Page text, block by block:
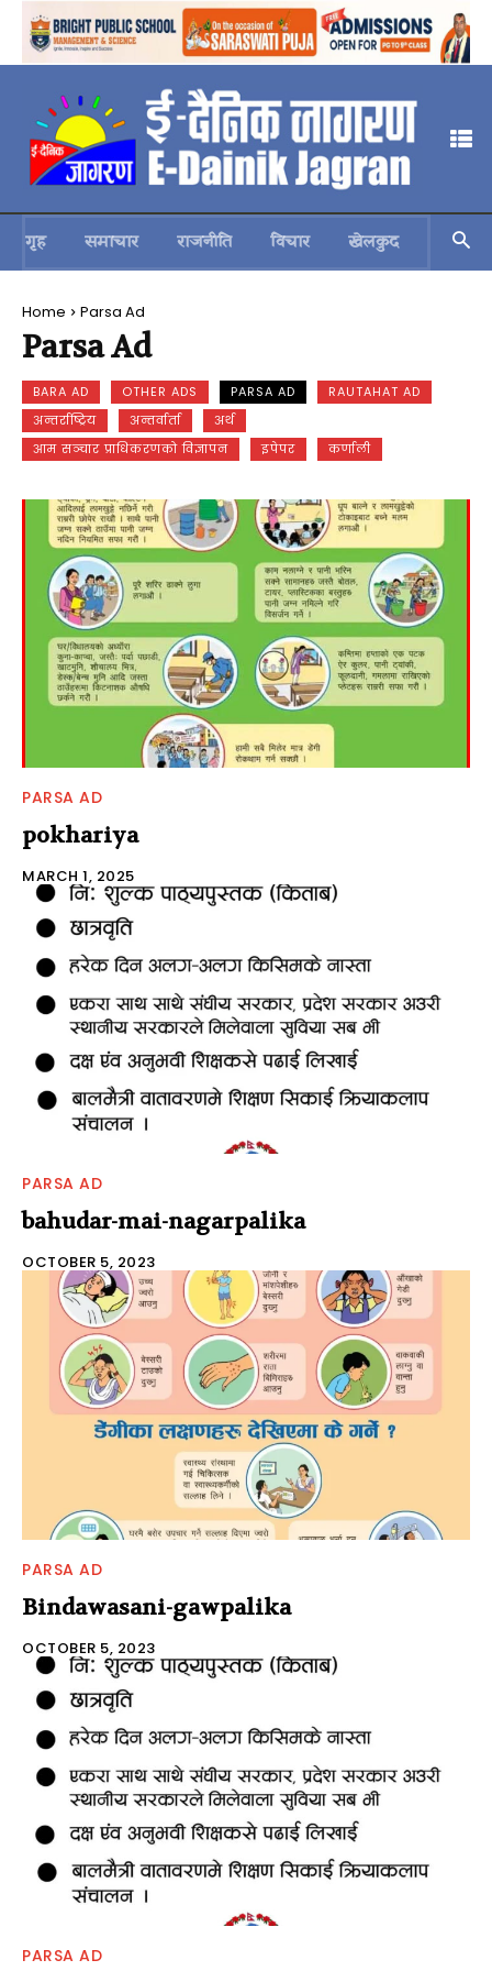
TV
Mobile App
गृह समाचार राजनीति विचार खेलकुद स्वास्थ्य
Home Parsa Ad
Parsa Ad
BARA AD OTHER ADS PARSA AD
RAUTAHAT AD
अन्तर्राष्ट्रिय
अन्तर्वार्ता
अर्थ
आम सञ्चार प्राधिकरणको विज्ञापन
इपेपर कर्णाली
PARSA AD
pokhariya
MARCH 1, 2025
PARSA AD
bahudar-mai-nagarpalika
OCTOBER 5, 2023
PARSA AD
Bindawasani-gawpalika
OCTOBER 5, 2023
PARSA AD